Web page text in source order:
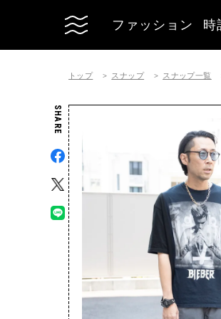
ファッション 時
トップ スナップ スナップ一覧
SHARE